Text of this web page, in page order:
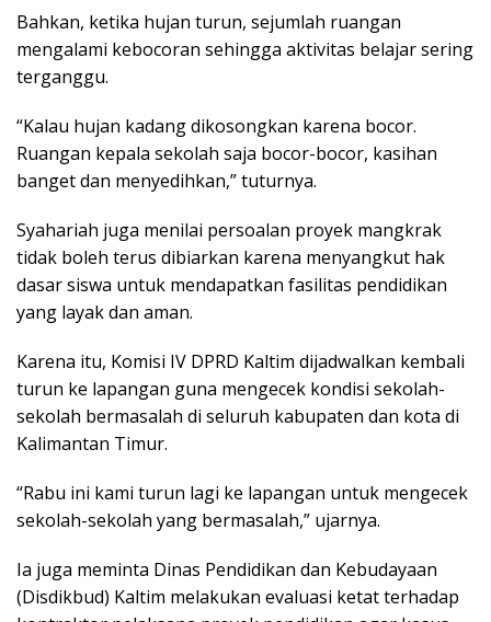
Bahkan, ketika hujan turun, sejumlah ruangan
mengalami kebocoran sehingga aktivitas belajar sering
terganggu.
“Kalau hujan kadang dikosongkan karena bocor.
Ruangan kepala sekolah saja bocor-bocor, kasihan
banget dan menyedihkan,” tuturnya.
Syahariah juga menilai persoalan proyek mangkrak
tidak boleh terus dibiarkan karena menyangkut hak
dasar siswa untuk mendapatkan fasilitas pendidikan
yang layak dan aman.
Karena itu, Komisi IV DPRD Kaltim dijadwalkan kembali
turun ke lapangan guna mengecek kondisi sekolah-
sekolah bermasalah di seluruh kabupaten dan kota di
Kalimantan Timur.
“Rabu ini kami turun lagi ke lapangan untuk mengecek
sekolah-sekolah yang bermasalah,” ujarnya.
Ia juga meminta Dinas Pendidikan dan Kebudayaan
(Disdikbud) Kaltim melakukan evaluasi ketat terhadap